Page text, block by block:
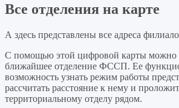
Все отделения на карте
А здесь представлены все адреса
С помощью этой цифровой карты можно
ближайшее отделение ФССП. Ее
возможность узнать режим работы
рассчитать расстояние к нему и
территориальному отделу рядом.